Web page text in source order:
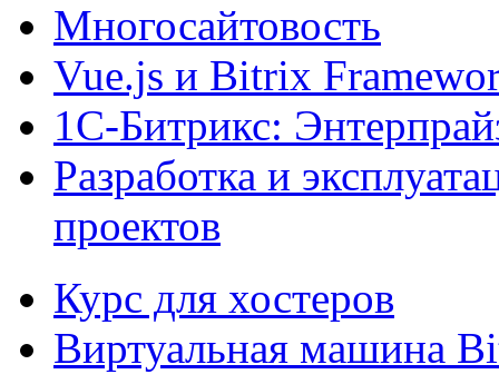
Многосайтовость
Vue.js и Bitrix
1С-Битрикс:
Разработка и
проектов
Курс для хостеров
Виртуальная машина